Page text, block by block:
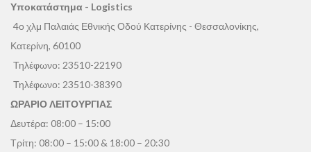
Υποκατάστημα - Logistics
4ο χλμ Παλαιάς Εθνικής Οδού Κατερίνης - Θεσσαλονίκης,
Κατερίνη, 60100
Τηλέφωνο: 23510-22190
Τηλέφωνο: 23510-38390
ΩΡΑΡΙΟ ΛΕΙΤΟΥΡΓΙΑΣ
Δευτέρα: 08:00 – 15:00
Τρίτη: 08:00 – 15:00 & 18:00 – 20:30